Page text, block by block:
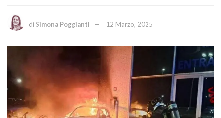
di Simona Poggianti 12 Marzo, 2025